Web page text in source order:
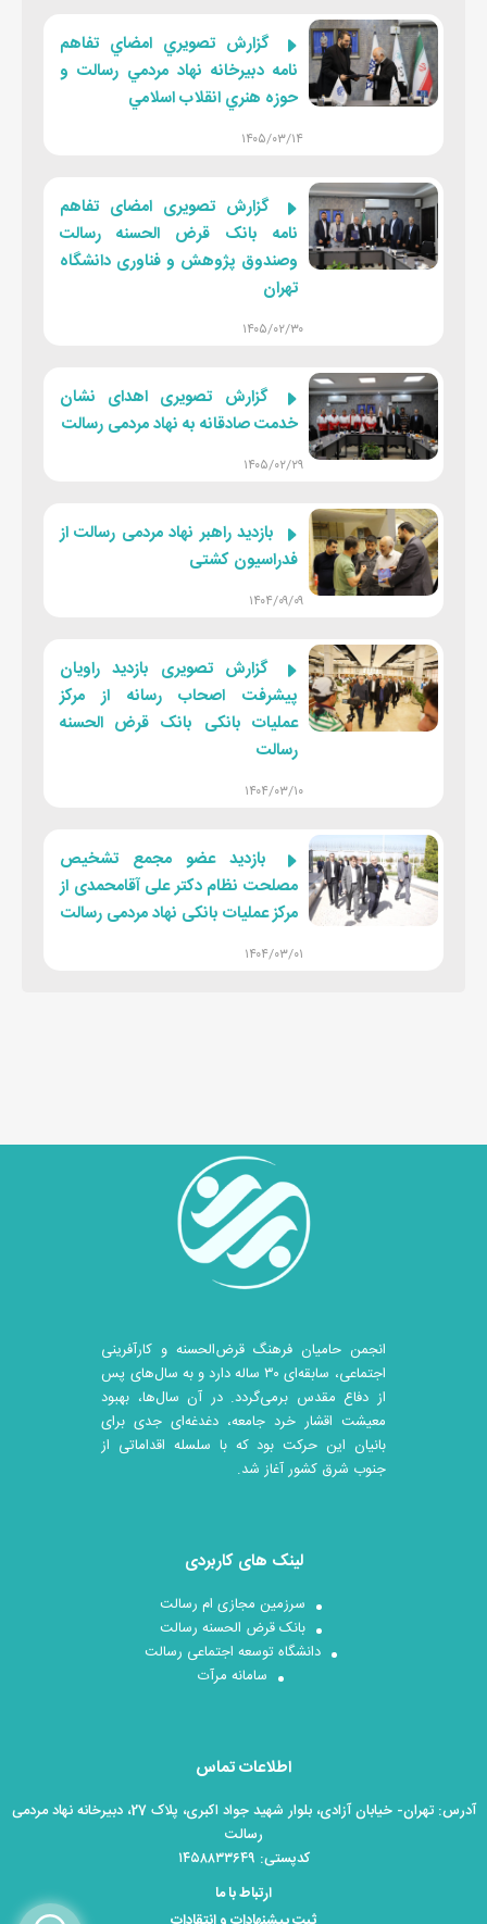
گزارش تصويري امضاي تفاهم
نامه دبيرخانه نهاد مردمي رسالت و
حوزه هنري انقلاب اسلامي
۱۴۰۵/۰۳/۱۴
گزارش تصویری امضای تفاهم
نامه بانک قرض الحسنه رسالت
وصندوق پژوهش و فناوری دانشگاه
تهران
۱۴۰۵/۰۲/۳۰
گزارش تصویری اهدای نشان
خدمت صادقانه به نهاد مردمی رسالت
۱۴۰۵/۰۲/۲۹
بازدید راهبر نهاد مردمی رسالت از
فدراسیون کشتی
۱۴۰۴/۰۹/۰۹
گزارش تصویری بازدید راویان
پیشرفت اصحاب رسانه از مرکز
عملیات بانکی بانک قرض الحسنه
رسالت
۱۴۰۴/۰۳/۱۰
بازدید عضو مجمع تشخیص
مصلحت نظام دکتر علی آقامحمدی از
مرکز عملیات بانکی نهاد مردمی رسالت
۱۴۰۴/۰۳/۰۱
انجمن حامیان فرهنگ قرض‌الحسنه و کارآفرینی
اجتماعی، سابقه‌ای ۳۰ ساله دارد و به سال‌های پس
از دفاع مقدس برمی‌گردد. در آن سال‎‌ها، بهبود
معیشت اقشار خرد جامعه، دغدغه‌ای جدی برای
بانیان این حرکت بود که با سلسله اقداماتی از
جنوب شرق کشور آغاز شد.
لینک های کاربردی
سرزمین مجازی ام رسالت
بانک قرض الحسنه رسالت
دانشگاه توسعه اجتماعی رسالت
سامانه مرآت
اطلاعات تماس
آدرس: تهران- خیابان آزادی، بلوار شهید جواد اکبری، پلاک 27، دبیرخانه نهاد مردمی
رسالت
کدپستی: ۱۴۵۸۸۳۳۶۴۹
ارتباط با ما